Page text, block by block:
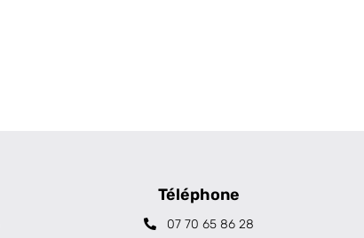
Téléphone
07 70 65 86 28